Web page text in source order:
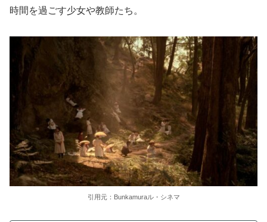
時間を過ごす少女や教師たち。
引用元：Bunkamuraル・シネマ